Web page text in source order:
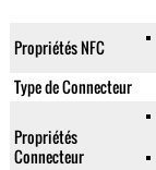
Propriétés NFC
Type de Connecteur
Propriétés
Connecteur